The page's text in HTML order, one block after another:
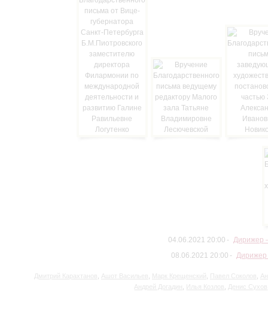
04.06.2021 20:00
Дирижер
08.06.2021 20:00
Дирижер
Дмитрий Карахтанов Ашот Васильев Марк Крещенский Павел Соколов
Андрей Догадин
Илья Козлов Денис Сухов